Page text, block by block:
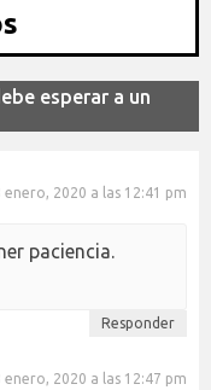
esperar a un
enero, 2020 a las 12:41 pm
paciencia.
Responder
enero, 2020 a las 12:47 pm